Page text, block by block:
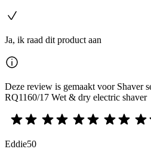
Ja, ik raad dit product aan
Deze review is gemaakt voor Shaver
RQ1160/17 Wet & dry electric shaver
Eddie50